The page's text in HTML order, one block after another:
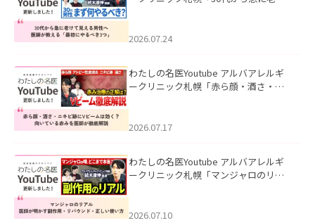
た。
2026.07.24
わたしの名医Youtube アルバアレルギ
ークリニック札幌「赤ら顔・酒さ・ニ
した。
2026.07.17
わたしの名医Youtube アルバアレルギ
ークリニック札幌「マンジャロのリア
た。
2026.07.10